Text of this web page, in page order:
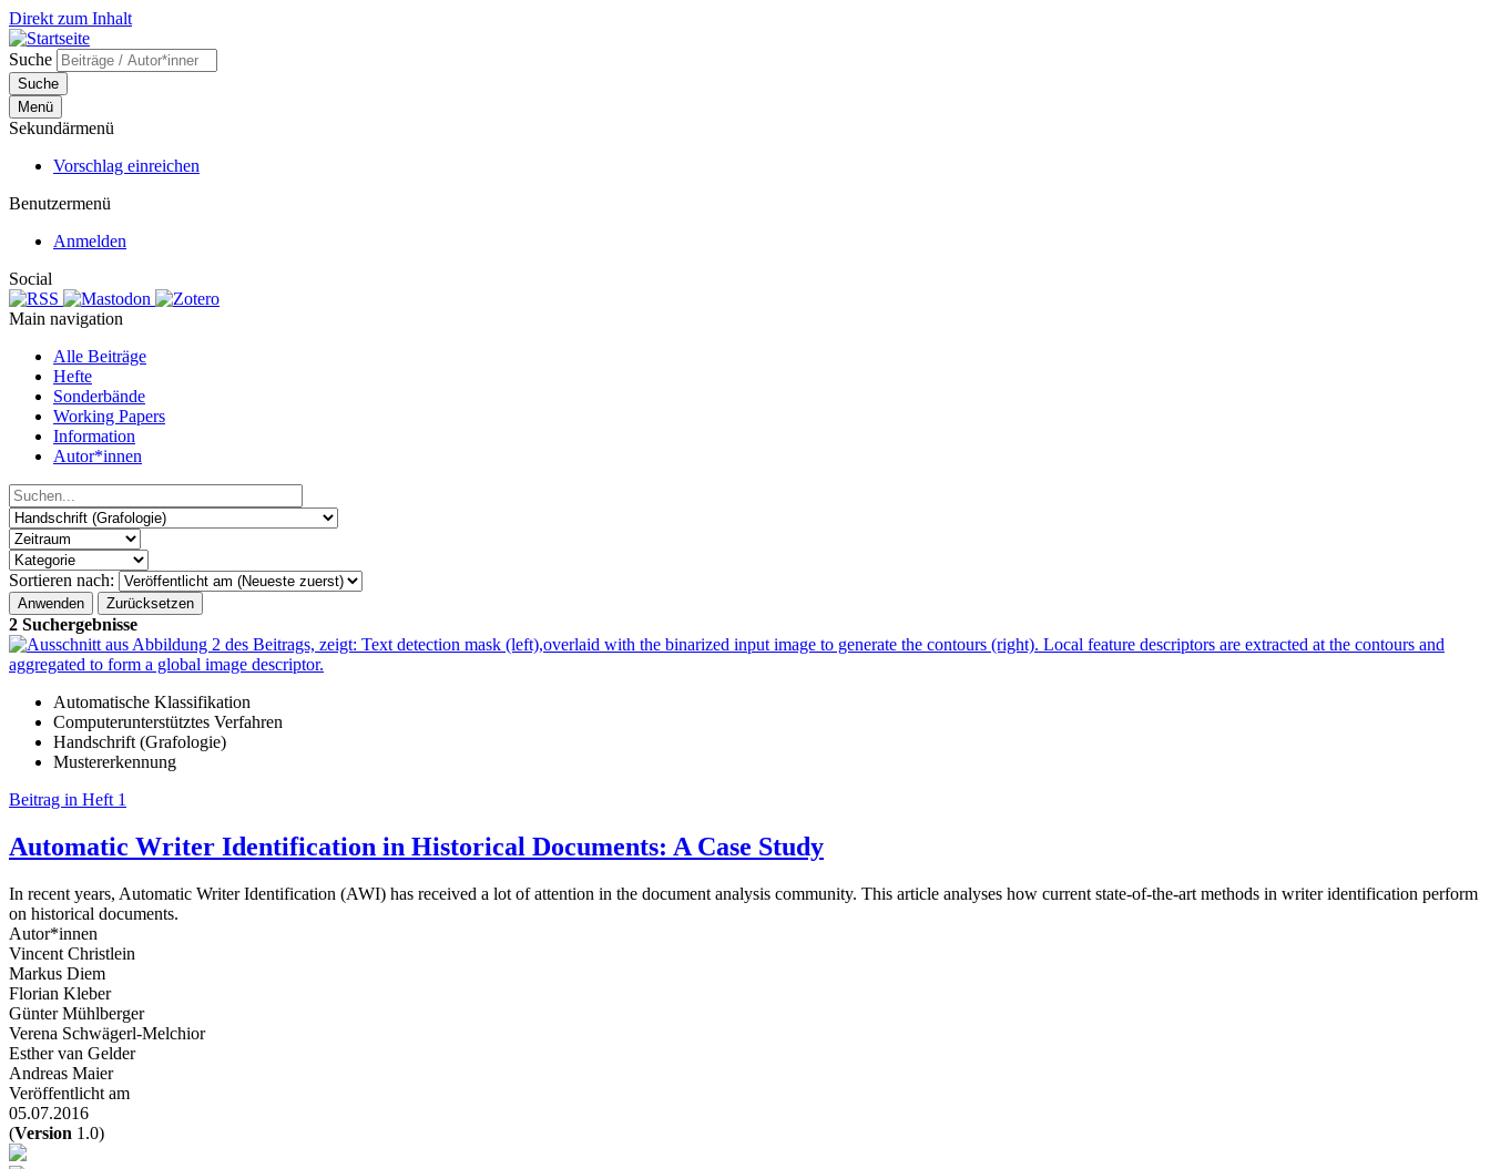
Direkt zum Inhalt
Suche
Suche
Menü
Sekundärmenü
Vorschlag einreichen
Benutzermenü
Anmelden
Social
Main navigation
Alle Beiträge
Hefte
Sonderbände
Working Papers
Information
Autor*innen
Sortieren nach:
2 Suchergebnisse
Automatische Klassifikation
Computerunterstütztes Verfahren
Handschrift (Grafologie)
Mustererkennung
Beitrag in Heft 1
Automatic Writer Identification in Historical Documents: A Case Study
In recent years, Automatic Writer Identification (AWI) has received a lot of attention in the document analysis community. This article analyses how current state-of-the-art methods in writer identification perform
on historical documents.
Autor*innen
Vincent Christlein
Markus Diem
Florian Kleber
Günter Mühlberger
Verena Schwägerl-Melchior
Esther van Gelder
Andreas Maier
Veröffentlicht am
05.07.2016
(Version 1.0)